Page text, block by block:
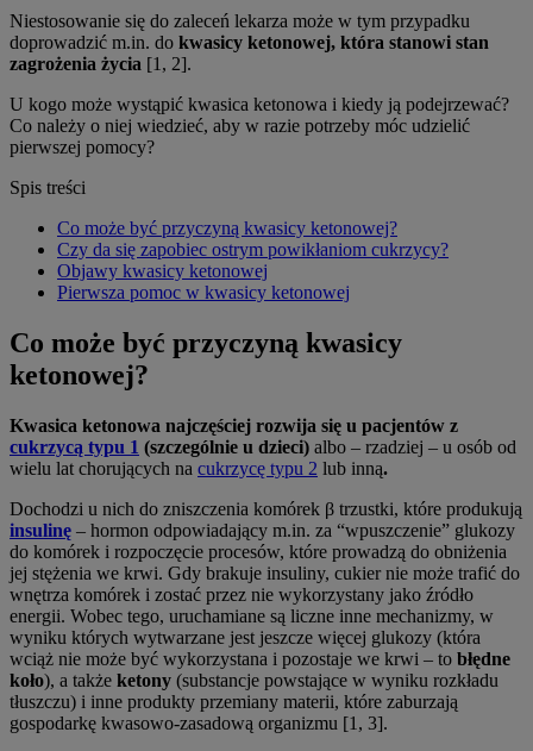
Niestosowanie się do zaleceń lekarza może w tym przypadku
doprowadzić m.in. do kwasicy ketonowej, która stanowi stan
zagrożenia życia [1, 2].
U kogo może wystąpić kwasica ketonowa i kiedy ją podejrzewać?
Co należy o niej wiedzieć, aby w razie potrzeby móc udzielić
pierwszej pomocy?
Spis treści
Co może być przyczyną kwasicy ketonowej?
Czy da się zapobiec ostrym powikłaniom cukrzycy?
Objawy kwasicy ketonowej
Pierwsza pomoc w kwasicy ketonowej
Co może być przyczyną kwasicy
ketonowej?
Kwasica ketonowa najczęściej rozwija się u pacjentów z
cukrzycą typu 1 (szczególnie u dzieci) albo – rzadziej – u osób od
wielu lat chorujących na cukrzycę typu 2 lub inną.
Dochodzi u nich do zniszczenia komórek β trzustki, które produkują
insulinę – hormon odpowiadający m.in. za “wpuszczenie” glukozy
do komórek i rozpoczęcie procesów, które prowadzą do obniżenia
jej stężenia we krwi. Gdy brakuje insuliny, cukier nie może trafić do
wnętrza komórek i zostać przez nie wykorzystany jako źródło
energii. Wobec tego, uruchamiane są liczne inne mechanizmy, w
wyniku których wytwarzane jest jeszcze więcej glukozy (która
wciąż nie może być wykorzystana i pozostaje we krwi – to błędne
koło), a także ketony (substancje powstające w wyniku rozkładu
tłuszczu) i inne produkty przemiany materii, które zaburzają
gospodarkę kwasowo-zasadową organizmu [1, 3].